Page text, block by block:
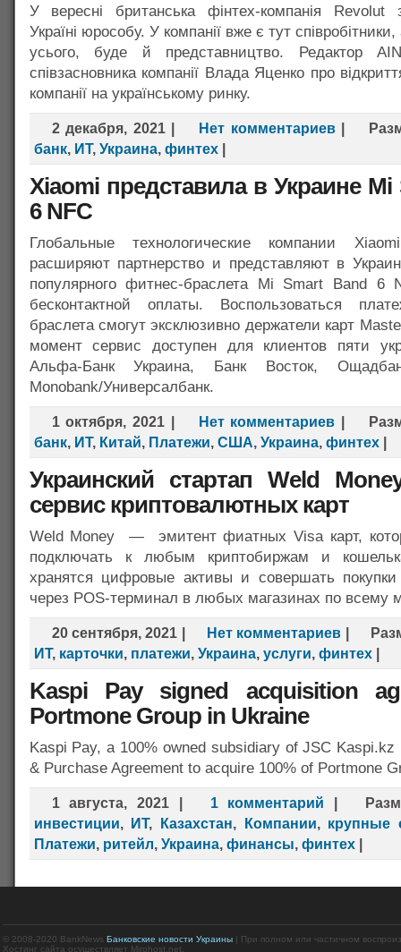
У вересні британська фінтех-компанія Revolut
Україні юрособу. У компанії вже є тут
усього, буде й представництво. Редактор
співзасновника компанії Влада Яценко про
компанії на українському ринку.
2 декабря, 2021| Нет комментариев
банк, ИТ, Украина, финтех|
Xiaomi представила в Украине Mi
6 NFC
Глобальные технологические компании
расширяют партнерство и представляют в
популярного фитнес-браслета Mi Smart Band 6
бесконтактной оплаты. Воспользоваться
браслета смогут эксклюзивно держатели карт
момент сервис доступен для клиентов пяти
Альфа-Банк Украина, Банк Восток,
Monobank/Универсалбанк.
1 октября, 2021 Нет комментариев
банк, ИТ, Китай, Платежи, США, Украина, финтех|
Украинский стартап Weld
сервис криптовалютных карт
Weld Money — эмитент фиатных Visa карт,
подключать к любым криптобиржам и
хранятся цифровые активы и совершать
через POS-терминал в любых магазинах по всему
20 сентября, 2021 Нет комментариев
ИТ, карточки, платежи, Украина, услуги, финтех|
Kaspi Pay signed acquisition
Portmone Group in Ukraine
Kaspi Pay, a 100% owned subsidiary of JSC Kaspi.kz
& Purchase Agreement to acquire 100% of Portmone
1 августа, 2021 1 комментарий
инвестиции, ИТ, Казахстан, Компании, крупные
Платежи, ритейл, Украина, финансы, финтех|
© 2008-2020 BankNews Банковские новости Украины| При полном или частичном
Хостинг сайта осуществляет Mirohost.net.